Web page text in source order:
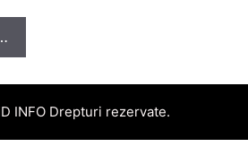
INFO Drepturi rezervate.